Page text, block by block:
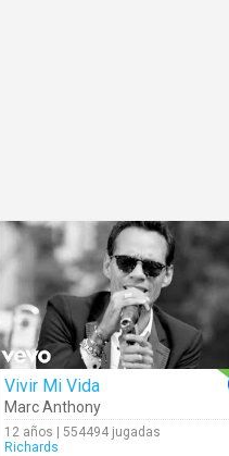
Vivir Mi Vida
Marc Anthony
12 años | 554494 jugadas
Richards